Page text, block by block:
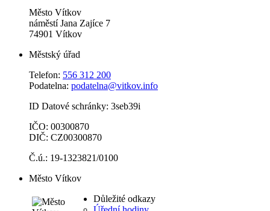
Město Vítkov
náměstí Jana Zajíce 7
74901 Vítkov
Městský úřad
Telefon: 556 312 200
Podatelna: podatelna@vitkov.info
ID Datové schránky: 3seb39i
IČO: 00300870
DIČ: CZ00300870
Č.ú.: 19-1323821/0100
Město Vítkov
Důležité odkazy